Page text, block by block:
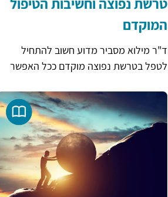
המוקדם
ד"ר מילוא מסביר מדוע חשוב להתחיל
לטפל בטרשת נפוצה מוקדם ככל האפשר